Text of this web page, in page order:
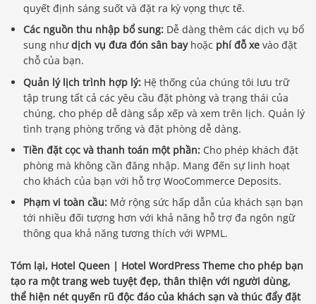
quyết định sáng suốt và đặt ra kỳ vọng thực tế.
Các nguồn thu nhập bổ sung: Dễ dàng thêm các dịch vụ bổ
sung nhưdịch vụ đưa đón sân bayhoặc phí đỗ xe vào đặt
chỗ của bạn.
Quản lý lịch trình hợp lý: Hệ thống của chúng tôi lưu trữ
tập trung tất cả các yêu cầu đặt phòng và trạng thái của
chúng, cho phép dễ dàng sắp xếp và xem trên lịch. Quản lý
tình trạng phòng trống và đặt phòng dễ dàng.
Tiền đặt cọc và thanh toán một phần: Cho phép khách đặt
phòng mà không cần đăng nhập. Mang đến sự linh hoạt
cho khách của bạn với hỗ trợ WooCommerce Deposits.
Phạm vi toàn cầu: Mở rộng sức hấp dẫn của khách sạn bạn
tới nhiều đối tượng hơn với khả năng hỗ trợ đa ngôn ngữ
thông qua khả năng tương thích với WPML.
Tóm lại, Hotel Queen | Hotel WordPress Theme cho phép bạn
tạo ra một trang web tuyệt đẹp, thân thiện với người dùng,
thể hiện nét quyến rũ độc đáo của khách sạn và thúc đẩy đặt